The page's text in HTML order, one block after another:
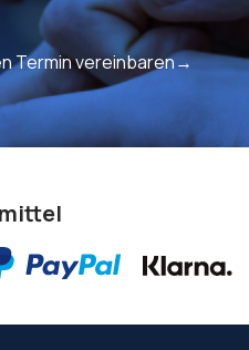
Termin vereinbaren→